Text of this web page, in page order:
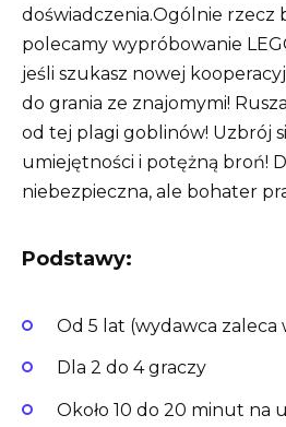
doświadczenia.Ogólnie rzecz
polecamy wypróbowanie
jeśli szukasz nowej
do grania ze znajomymi!
od tej plagi goblinów! Uzbrój
umiejętności i potężną broń!
niebezpieczna, ale bohater
Podstawy:
Od 5 lat (wydawca zaleca
Dla 2 do 4 graczy
Około 10 do 20 minut na